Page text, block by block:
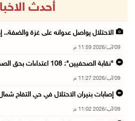
أحدث
الاحتلال يواصل عدوانه على غزة والضفة..
09/آب/2026 11:59 م
"نقابة الصحفيين": 108 اعتداءات بحق الصحفيين ا ...
09/آب/2026 11:27 م
إصابات بنيران الاحتلال في حي التفاح
09/آب/2026 11:02 م